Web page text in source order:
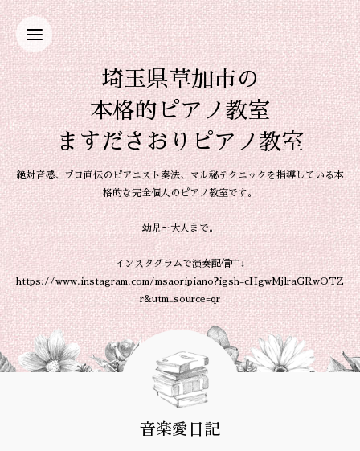
埼玉県草加市の
本格的ピアノ教室
ますださおりピアノ教室
絶対音感、プロ直伝のピアニスト奏法、マル秘テクニックを指導している本
格的な完全個人のピアノ教室です。
幼児～大人まで。
インスタグラムで演奏配信中↓
https://www.instagram.com/msaoripiano?igsh=cHgwMjlraGRwOTZ
r&utm_source=qr
音楽愛日記